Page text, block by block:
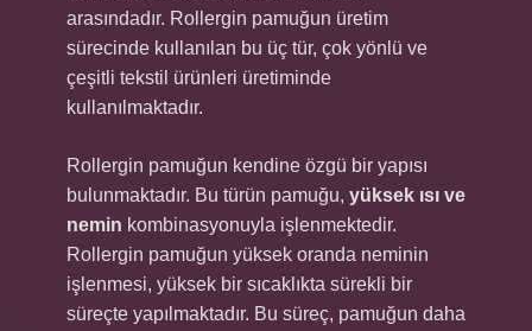
arasındadır. Rollergin pamuğun üretim
sürecinde kullanılan bu üç tür, çok yönlü ve
çeşitli tekstil ürünleri üretiminde
kullanılmaktadır.
Rollergin pamuğun kendine özgü bir yapısı
bulunmaktadır. Bu türün pamuğu, yüksek ısı ve
nemin kombinasyonuyla işlenmektedir.
Rollergin pamuğun yüksek oranda neminin
işlenmesi, yüksek bir sıcaklıkta sürekli bir
süreçte yapılmaktadır. Bu süreç, pamuğun daha